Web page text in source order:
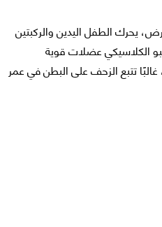
يحرك الطفل اليدين والركبتين
الكلاسيكي عضلات قوية
تتبع الزحف على البطن في عمر